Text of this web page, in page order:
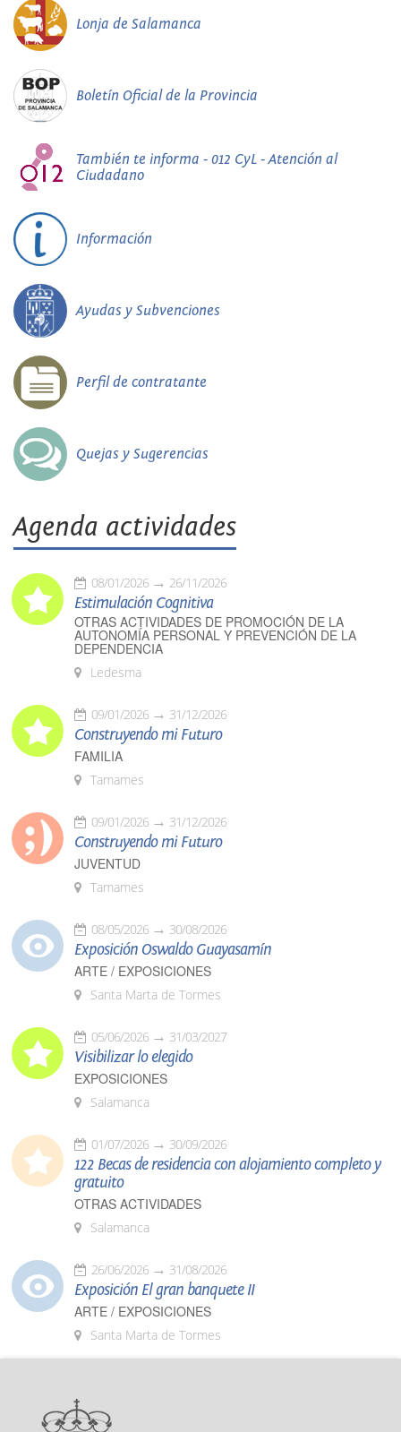
Lonja de Salamanca
Boletín Oficial de la Provincia
También te informa - 012 CyL - Atención al
Ciudadano
Información
Ayudas y Subvenciones
Perfil de contratante
Quejas y Sugerencias
Agenda actividades
08/01/2026 26/11/2026
Estimulación Cognitiva
OTRAS ACTIVIDADES DE PROMOCIÓN DE LA
AUTONOMÍA PERSONAL Y PREVENCIÓN DE LA
DEPENDENCIA
Ledesma
09/01/2026 31/12/2026
Construyendo mi Futuro
FAMILIA
Tamames
09/01/2026 31/12/2026
Construyendo mi Futuro
JUVENTUD
Tamames
08/05/2026 30/08/2026
Exposición Oswaldo Guayasamín
ARTE / EXPOSICIONES
Santa Marta de Tormes
05/06/2026 31/03/2027
Visibilizar lo elegido
EXPOSICIONES
Salamanca
01/07/2026 30/09/2026
122 Becas de residencia con alojamiento completo y
gratuito
OTRAS ACTIVIDADES
Salamanca
26/06/2026 31/08/2026
Exposición El gran banquete II
ARTE / EXPOSICIONES
Santa Marta de Tormes